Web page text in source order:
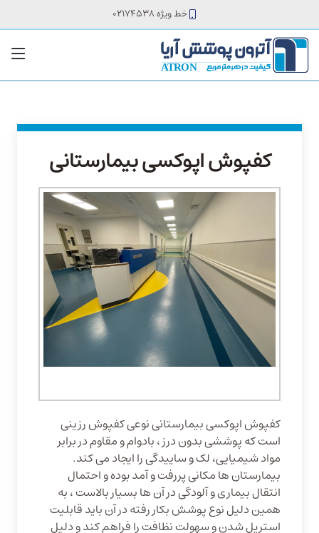
خط ویژه 02174538
کفپوش اپوکسی بیمارستانی
کفپوش اپوکسی بیمارستانی نوعی کفپوش رزینی
است که پوششی بدون درز ، بادوام و مقاوم در برابر
مواد شیمیایی، لک و ساییدگی را ایجاد می کند.
بیمارستان ها مکانی پررفت و آمد بوده و احتمال
انتقال بیماری و آلودگی در آن ها بسیار بالاست ، به
همین دلیل نوع پوشش بکار رفته در آن باید قابلیت
استریل شدن و سهولت نظافت را فراهم کند و دلیل